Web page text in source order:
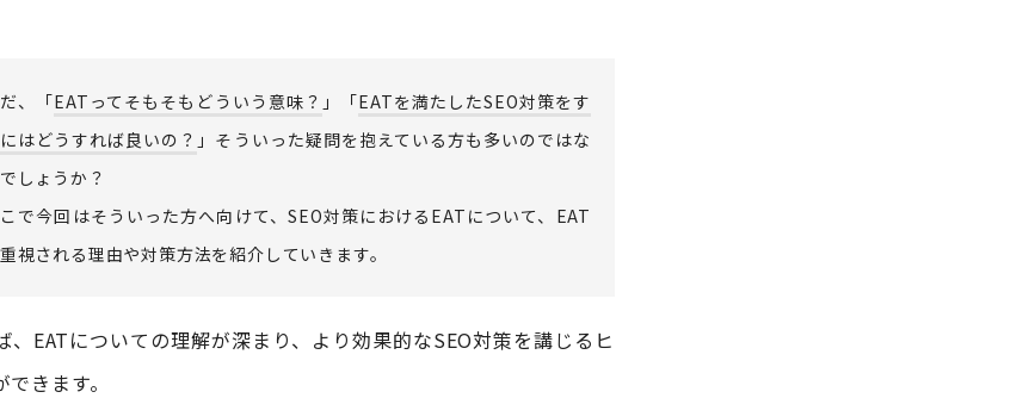
、「EATってそもそもどういう意味？ 」「EATを満たしたSEO対策をす
はどうすれば良いの？ 」そういった疑問を抱えている方も多いのではな
しょうか？
で今回はそういった方へ向けて、SEO対策におけるEATについて、EAT
視される理由や対策方法を紹介していきます。
、EATについての理解が深まり、より効果的なSEO対策を講じるヒ
きます。